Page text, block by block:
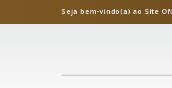
Seja bem-vindo(a) ao